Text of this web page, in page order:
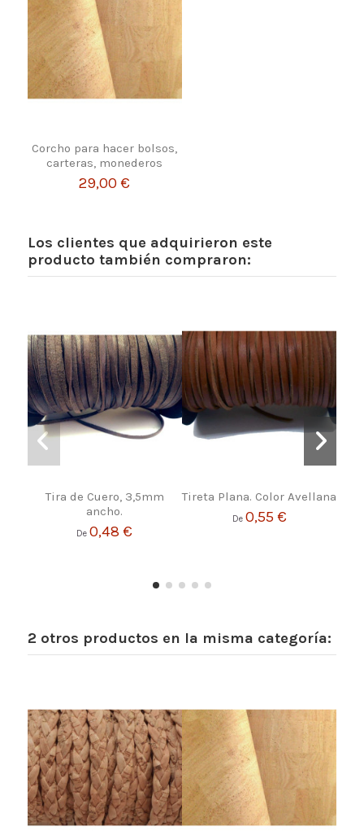
Corcho para hacer bolsos,
carteras, monederos
29,00 €
Los clientes que adquirieron este
producto también compraron:
Tira de Cuero, 3,5mm
ancho.
De0,48 €
Tireta Plana. Color Avellana
De 0,55 €
2 otros productos en la misma categoría: